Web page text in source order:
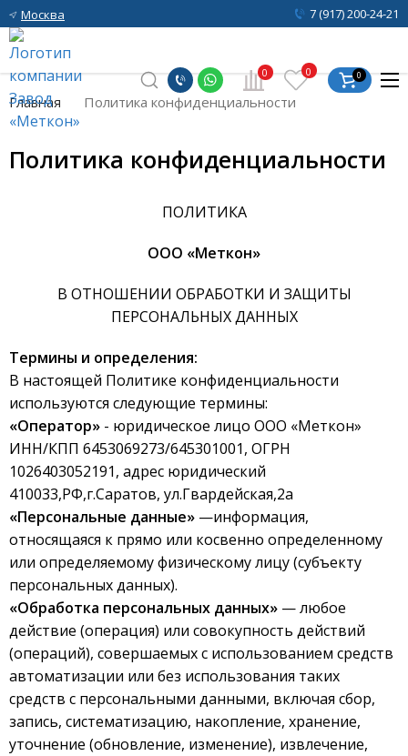
Москва 7 (917) 200-24-21
0 0 0
Главная Политика конфиденциальности
Политика конфиденциальности
ПОЛИТИКА
ООО «Меткон»
В ОТНОШЕНИИ ОБРАБОТКИ И ЗАЩИТЫ
ПЕРСОНАЛЬНЫХ ДАННЫХ
Термины и определения:
В настоящей Политике конфиденциальности
используются следующие термины:
«Оператор» - юридическое лицо ООО «Меткон»
ИНН/КПП 6453069273/645301001, ОГРН
1026403052191, адрес юридический
410033,РФ,г.Саратов, ул.Гвардейская,2а
«Персональные данные» —информация,
относящаяся к прямо или косвенно определенному
или определяемому физическому лицу (субъекту
персональных данных).
«Обработка персональных данных» — любое
действие (операция) или совокупность действий
(операций), совершаемых с использованием средств
автоматизации или без использования таких
средств с персональными данными, включая сбор,
запись, систематизацию, накопление, хранение,
уточнение (обновление, изменение), извлечение,